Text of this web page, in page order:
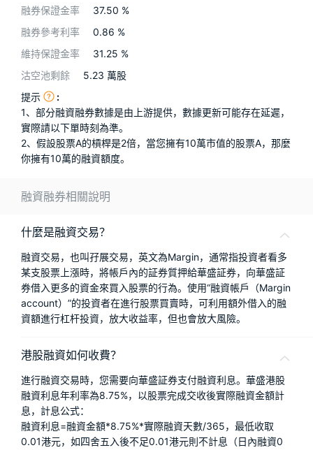
概述
AM 資產管理服務
ECM 股權資本市場服務
FICC 固定收益、外匯和大宗商品服務
WM 財富管理服務
關於我們
媒體報導
融券保證金率 37.50 %
融券參考利率
0.86 %
維持保證金率
31.25 %
沽空池剩餘
5.23 萬股
提示
:
1、部分融資融券數據是由上游提供，數據更新可能存在延遲，
實際請以下單時刻為準。
2、假設股票A的槓桿是2倍，當您擁有10萬市值的股票A，那麼
你擁有10萬的融資額度。
融資融券相關說明
什麼是融資交易？
融資交易，也叫孖展交易，英文為Margin，通常指投資者看多
某支股票上漲時，將帳戶內的証券質押給華盛証券，向華盛証
券借入更多的資金來買入股票的行為。使用“融資帳戶（Margin
account）”的投資者在進行股票買賣時，可利用額外借入的融
資額進行杠杆投資，放大收益率，但也會放大風險。
港股融資如何收費？
進行融資交易時，您需要向華盛証券支付融資利息。華盛港股
融資利息年利率為8.75%，以股票完成交收後實際融資金額計
息，計息公式：
融資利息=融資金額*8.75%*實際融資天數/365，最低收取
0.01港元，如四舍五入後不足0.01港元則不計息（日內融資0